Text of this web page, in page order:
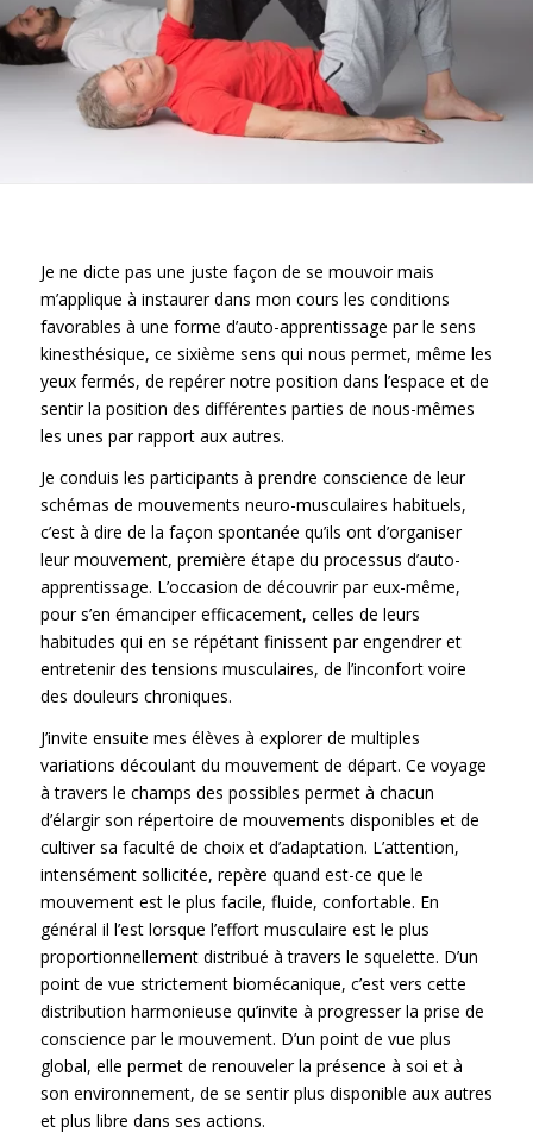
Je ne dicte pas une juste façon de se mouvoir mais
m’applique à instaurer dans mon cours les conditions
favorables à une forme d’auto-apprentissage par le sens
kinesthésique, ce sixième sens qui nous permet, même les
yeux fermés, de repérer notre position dans l’espace et de
sentir la position des différentes parties de nous-mêmes
les unes par rapport aux autres.
Je conduis les participants à prendre conscience de leur
schémas de mouvements neuro-musculaires habituels,
c’est à dire de la façon spontanée qu’ils ont d’organiser
leur mouvement, première étape du processus d’auto-
apprentissage. L’occasion de découvrir par eux-même,
pour s’en émanciper efficacement, celles de leurs
habitudes qui en se répétant finissent par engendrer et
entretenir des tensions musculaires, de l’inconfort voire
des douleurs chroniques.
J’invite ensuite mes élèves à explorer de multiples
variations découlant du mouvement de départ. Ce voyage
à travers le champs des possibles permet à chacun
d’élargir son répertoire de mouvements disponibles et de
cultiver sa faculté de choix et d’adaptation. L’attention,
intensément sollicitée, repère quand est-ce que le
mouvement est le plus facile, fluide, confortable. En
général il l’est lorsque l’effort musculaire est le plus
proportionnellement distribué à travers le squelette. D’un
point de vue strictement biomécanique, c’est vers cette
distribution harmonieuse qu’invite à progresser la prise de
conscience par le mouvement. D’un point de vue plus
global, elle permet de renouveler la présence à soi et à
son environnement, de se sentir plus disponible aux autres
et plus libre dans ses actions.